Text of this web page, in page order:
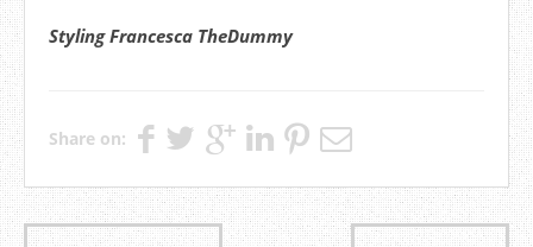
Styling Francesca TheDummy
Share on: